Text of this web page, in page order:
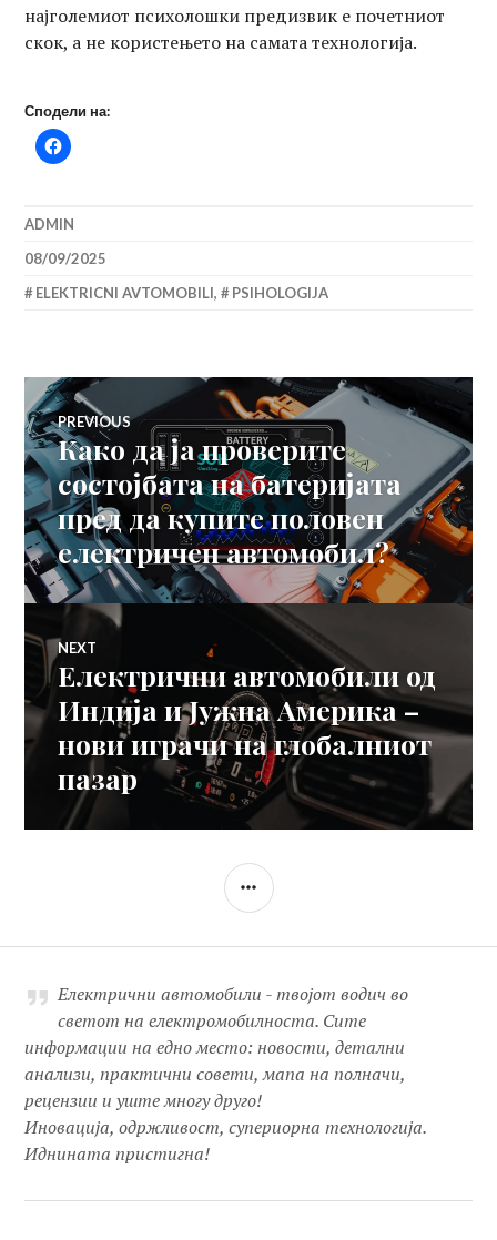
најголемиот психолошки предизвик е почетниот
скок, а не користењето на самата технологија.
Сподели на:
ADMIN
08/09/2025
ELEKTRICNI AVTOMOBILI, PSIHOLOGIJA
Навигација
на
напис
PREVIOUS
Previous
post:
Како да ја проверите
состојбата на батеријата
пред да купите половен
електричен автомобил?
NEXT
Next
post:
Електрични автомобили од
Индија и Јужна Америка –
нови играчи на глобалниот
пазар
SIDEBAR
Електрични автомобили - твојот водич во
светот на електромобилноста. Сите
информации на едно место: новости, детални
анализи, практични совети, мапа на полначи,
рецензии и уште многу друго!
Иновација, одржливост, супериорна технологија.
Иднината пристигна!